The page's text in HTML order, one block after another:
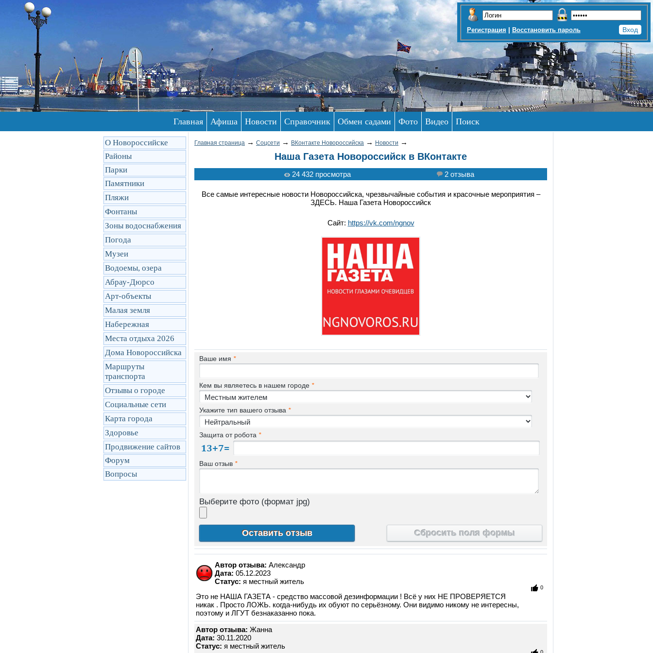
Регистрация | Восстановить пароль
Главная Афиша Новости Справочник Обмен садами Фото Видео Поиск
О Новороссийске
Районы
Парки
Памятники
Пляжи
Фонтаны
Зоны водоснабжения
Погода
Музеи
Водоемы, озера
Абрау-Дюрсо
Арт-объекты
Малая земля
Набережная
Места отдыха 2026
Дома Новороссийска
Маршруты
транcпорта
Отзывы о городе
Социальные сети
Карта города
Здоровье
Продвижение сайтов
Форум
Вопросы
Главная страница → Соцсети → ВКонтакте Новороссийска → Новости →
Наша Газета Новороссийск в ВКонтакте
24 432 просмотра 2 отзыва
Все самые интересные новости Новороссийска, чрезвычайные события и красочные мероприятия –
ЗДЕСЬ. Наша Газета Новороссийск
Сайт: https://vk.com/ngnov
Ваше имя *
Кем вы являетесь в нашем городе *
Укажите тип вашего отзыва *
Защита от робота *
Ваш отзыв *
Выберите фото (формат jpg)
Сбросить поля формы
Автор отзыва: Александр
Дата: 05.12.2023
Статус: я местный житель
Это не НАША ГАЗЕТА - средство массовой дезинформации ! Всё у них НЕ ПРОВЕРЯЕТСЯ
никак . Просто ЛОЖЬ. когда-нибудь их обуют по серьёзному. Они видимо никому не интересны,
поэтому и ЛГУТ безнаказанно пока.
0
Автор отзыва: Жанна
Дата: 30.11.2020
Статус: я местный житель